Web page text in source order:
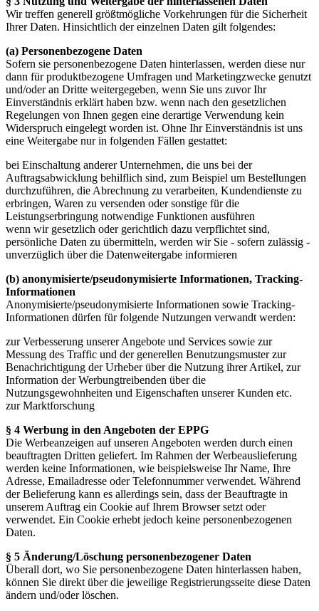
Wir treffen generell größtmögliche Vorkehrungen für die Sicherheit
Ihrer Daten. Hinsichtlich der einzelnen Daten gilt folgendes:
(a) Personenbezogene Daten
Sofern sie personenbezogene Daten hinterlassen, werden diese nur
dann für produktbezogene Umfragen und Marketingzwecke genutzt
und/oder an Dritte weitergegeben, wenn Sie uns zuvor Ihr
Einverständnis erklärt haben bzw. wenn nach den gesetzlichen
Regelungen von Ihnen gegen eine derartige Verwendung kein
Widerspruch eingelegt worden ist. Ohne Ihr Einverständnis ist uns
eine Weitergabe nur in folgenden Fällen gestattet:
bei Einschaltung anderer Unternehmen, die uns bei der
Auftragsabwicklung behilflich sind, zum Beispiel um Bestellungen
durchzuführen, die Abrechnung zu verarbeiten, Kundendienste zu
erbringen, Waren zu versenden oder sonstige für die
Leistungserbringung notwendige Funktionen ausführen
wenn wir gesetzlich oder gerichtlich dazu verpflichtet sind,
persönliche Daten zu übermitteln, werden wir Sie - sofern zulässig -
unverzüglich über die Datenweitergabe informieren
(b) anonymisierte/pseudonymisierte Informationen, Tracking-
Informationen
Anonymisierte/pseudonymisierte Informationen sowie Tracking-
Informationen dürfen für folgende Nutzungen verwandt werden:
zur Verbesserung unserer Angebote und Services sowie zur
Messung des Traffic und der generellen Benutzungsmuster zur
Benachrichtigung der Urheber über die Nutzung ihrer Artikel, zur
Information der Werbungtreibenden über die
Nutzungsgewohnheiten und Eigenschaften unserer Kunden etc.
zur Marktforschung
§ 4 Werbung in den Angeboten der EPPG
Die Werbeanzeigen auf unseren Angeboten werden durch einen
beauftragten Dritten geliefert. Im Rahmen der Werbeauslieferung
werden keine Informationen, wie beispielsweise Ihr Name, Ihre
Adresse, Emailadresse oder Telefonnummer verwendet. Während
der Belieferung kann es allerdings sein, dass der Beauftragte in
unserem Auftrag ein Cookie auf Ihrem Browser setzt oder
verwendet. Ein Cookie erhebt jedoch keine personenbezogenen
Daten.
§ 5 Änderung/Löschung personenbezogener Daten
Überall dort, wo Sie personenbezogene Daten hinterlassen haben,
können Sie direkt über die jeweilige Registrierungsseite diese Daten
ändern und/oder löschen.